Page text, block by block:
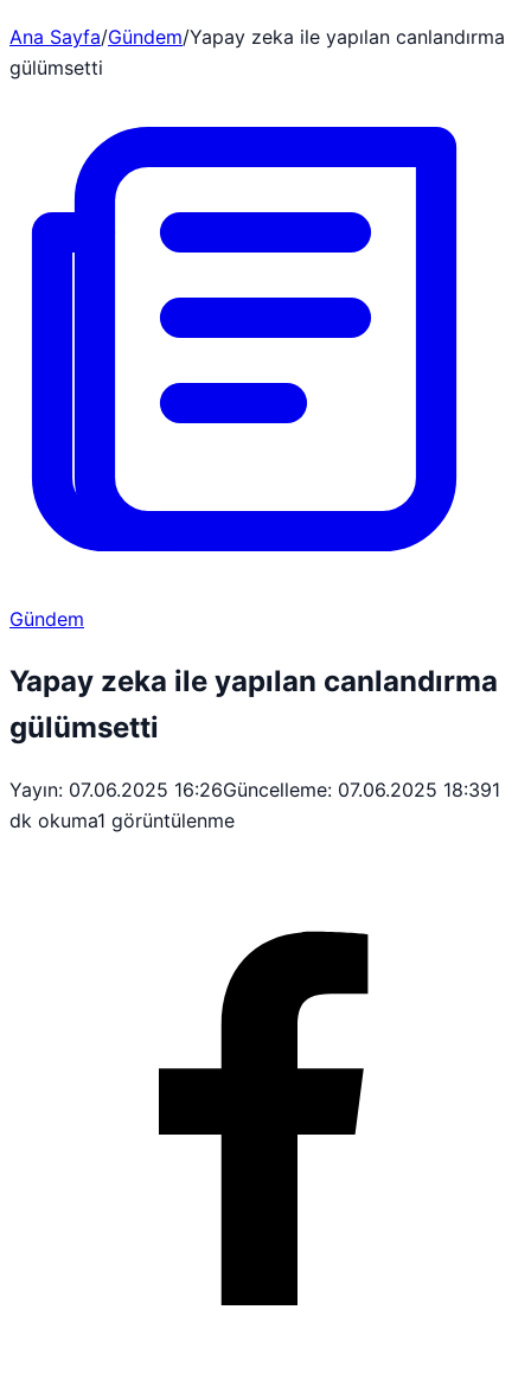
Ana Sayfa/Gündem/Yapay zeka ile yapılan canlandırma
gülümsetti
Gündem
Yapay zeka ile yapılan canlandırma
gülümsetti
Yayın: 07.06.2025 16:26Güncelleme: 07.06.2025 18:391
dk okuma1 görüntülenme